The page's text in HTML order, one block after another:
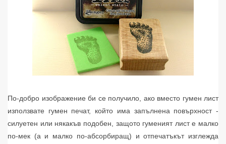
По-добро изображение би се получило, ако вместо гумен лист
използвате гумен печат, който има запълнена повърхност -
силуетен или някакъв подобен, защото гуменият лист е малко
по-мек (а и малко по-абсорбиращ) и отпечатъкът изглежда